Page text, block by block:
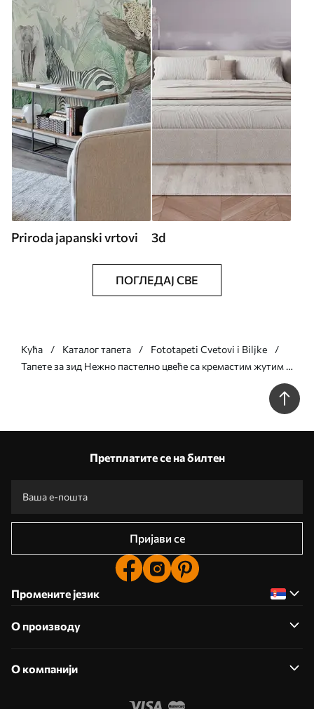
Priroda japanski vrtovi 3d
ПОГЛЕДАЈ СВЕ
Кућа Каталог тапета
Fototapeti Cvetovi i Biljke
Тапете за зид Нежно пастелно цвеће са кремастим жутим и
Претплатите се на билтен
Пријави се
Промените језик
О производу
О компанији